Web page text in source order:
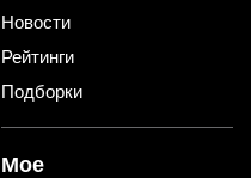
Новости
Рейтинги
Подборки
Мое